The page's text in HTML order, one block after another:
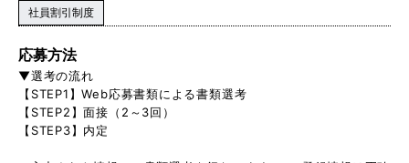
社員割引制度
応募方法
▼選考の流れ
【STEP1】Web応募書類による書類選考
【STEP2】面接（2～3回）
【STEP3】内定